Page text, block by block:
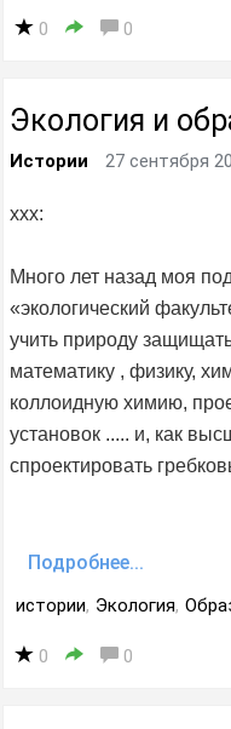
0 0
Экология и
Истории 27 сентября
xxx:
Много лет назад моя
«экологический
учить природу
математику , физику,
коллоидную химию,
установок ..... и, как
спроектировать
Подробнее...
истории, Экология,
0 0